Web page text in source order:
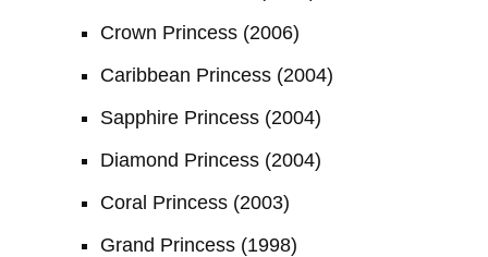
Crown Princess (2006)
Caribbean Princess (2004)
Sapphire Princess (2004)
Diamond Princess (2004)
Coral Princess (2003)
Grand Princess (1998)